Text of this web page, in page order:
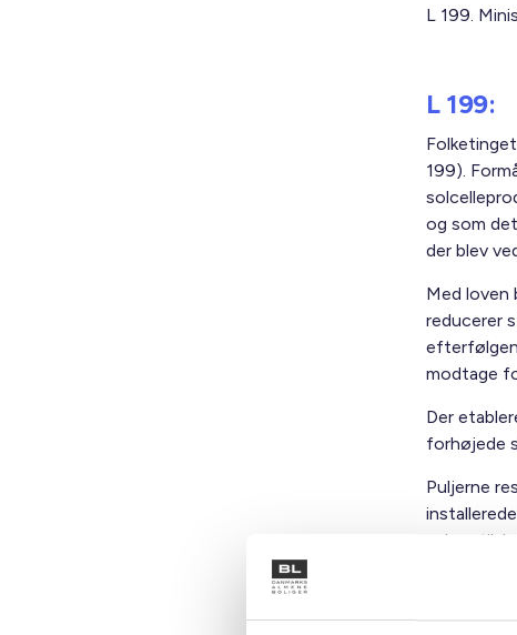
L 199.
L 199:
199).
og som
der blev
Med
reducerer
modtage
Der
forhøjede
Puljerne
anlæg